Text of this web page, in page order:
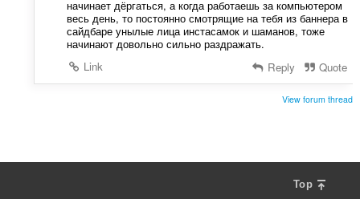
начинает дёргаться, а когда работаешь за компьютером
весь день, то постоянно смотрящие на тебя из баннера в
сайдбаре унылые лица инстасамок и шаманов, тоже
начинают довольно сильно раздражать.
Link
Reply Quote
View forum thread
Top